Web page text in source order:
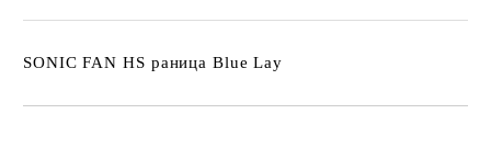
SONIC FAN HS раница Blue Lay